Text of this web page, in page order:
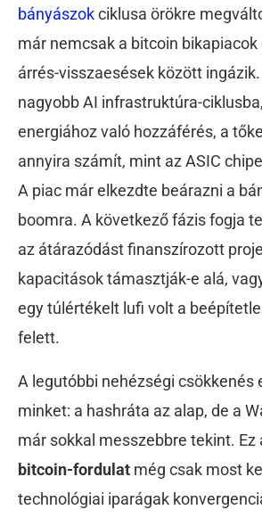
bányászokciklusa örökre
már nemcsak a bitcoin bikapiacok
árrés-visszaesések között
nagyobb AI infrastruktúra-
energiához való hozzáférés, a
annyira számít, mint az ASIC
A piac már elkezdte beárazni a
boomra. A következő fázis fogja
az átárazódást finanszírozott
kapacitások támasztják-e alá,
egy túlértékelt lufi volt a
felett.
A legutóbbi nehézségi csökkenés
minket: a hashráta az alap, de a
már sokkal messzebbre tekint. Ez
bitcoin-fordulat még csak most
technológiai iparágak